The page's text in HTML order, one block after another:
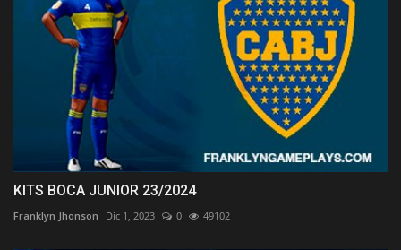
KITS BOCA JUNIOR 23/2024
Franklyn Jhonson Dic 1, 2023 0 49102